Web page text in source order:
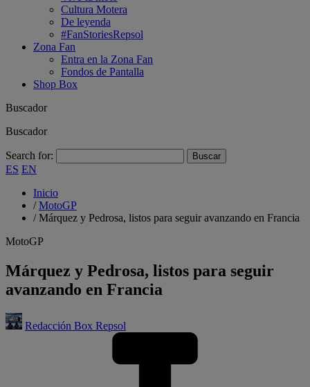
Cultura Motera
De leyenda
#FanStoriesRepsol
Zona Fan
Entra en la Zona Fan
Fondos de Pantalla
Shop Box
Buscador
Buscador
Search for:
ES EN
Inicio
/MotoGP
/Márquez y Pedrosa, listos para seguir avanzando en Francia
MotoGP
Márquez y Pedrosa, listos para seguir
avanzando en Francia
Redacción Box Repsol